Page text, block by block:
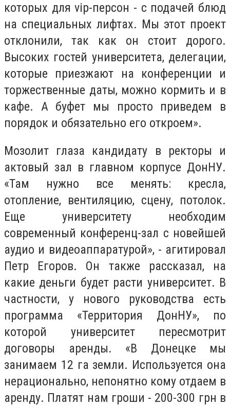
которых для vip-персон - с подачей блюд
на специальных лифтах. Мы этот проект
отклонили, так как он стоит дорого.
Высоких гостей университета, делегации,
которые приезжают на конференции и
торжественные даты, можно кормить и в
кафе. А буфет мы просто приведем в
порядок и обязательно его откроем».
Мозолит глаза кандидату в ректоры и
актовый зал в главном корпусе ДонНУ.
«Там нужно все менять: кресла,
отопление, вентиляцию, сцену, потолок.
Еще университету необходим
современный конференц-зал с новейшей
аудио и видеоаппаратурой», - агитировал
Петр Егоров. Он также рассказал, на
какие деньги будет расти университет. В
частности, у нового руководства есть
программа «Территория ДонНУ», по
которой университет пересмотрит
договоры аренды. «В Донецке мы
занимаем 12 га земли. Используется она
нерационально, непонятно кому отдаем в
аренду. Платят нам гроши - 200-300 грн в